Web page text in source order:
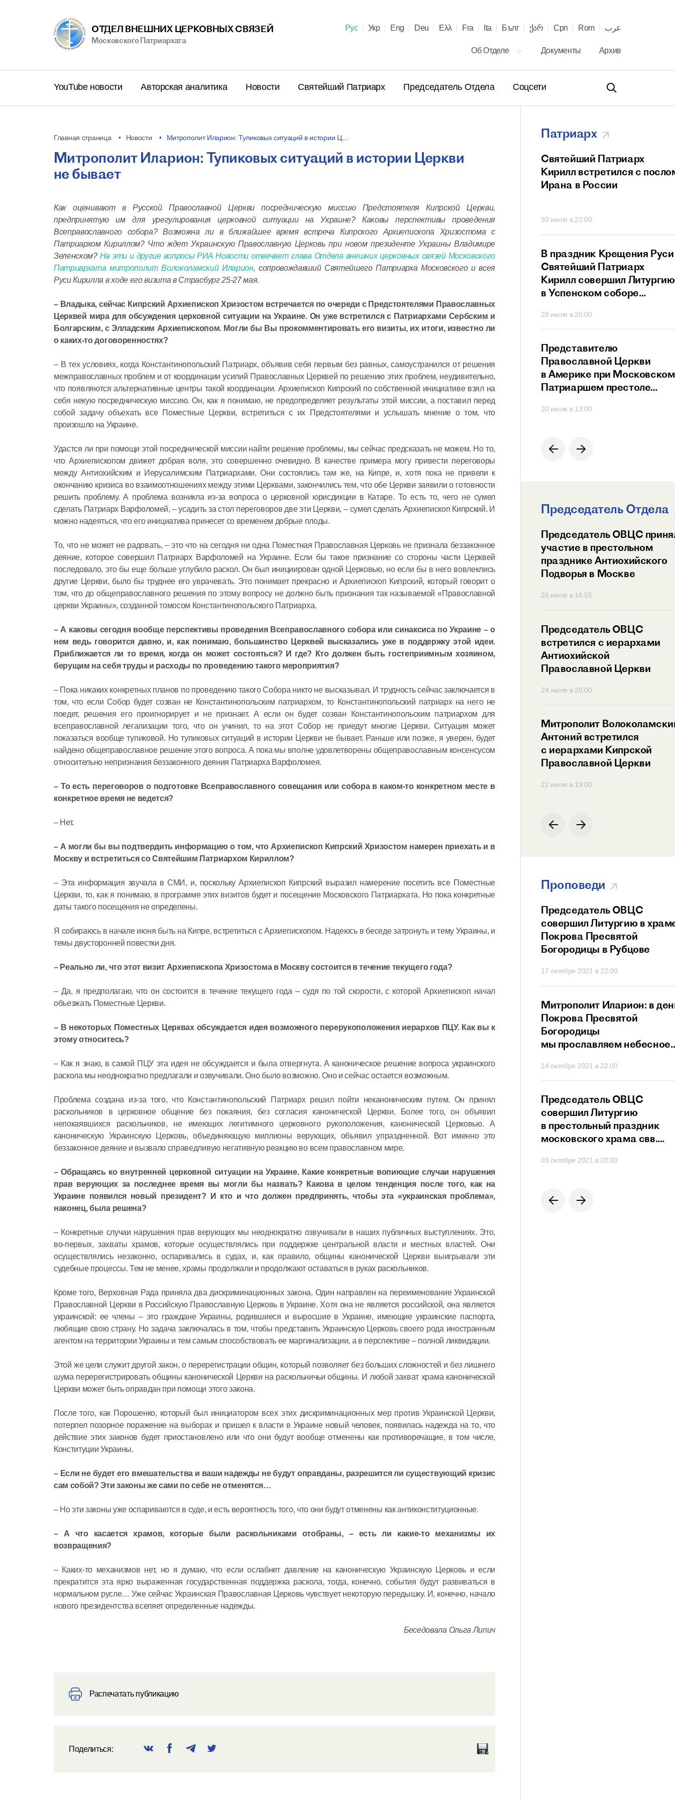
ОТДЕЛ ВНЕШНИХ ЦЕРКОВНЫХ СВЯЗЕЙ
Московского Патриархата
Рус Укр Eng Deu Ελλ Fra Ita Бълг ქარ Срп Rom عرب
Об Отделе Документы Архив
YouTube новости Авторская аналитика Новости Святейший Патриарх Председатель Отдела Соцсети
Главная страница Новости Митрополит Иларион: Тупиковых ситуаций в истории Ц…
Митрополит Иларион: Тупиковых ситуаций в истории Церкви
не бывает
Как оценивают в Русской Православной Церкви посредническую миссию Предстоятеля Кипрской Церкви,
предпринятую им для урегулирования церковной ситуации на Украине? Каковы перспективы проведения
Всеправославного собора? Возможна ли в ближайшее время встреча Кипрского Архиепископа Хризостома с
Патриархом Кириллом? Что ждет Украинскую Православную Церковь при новом президенте Украины Владимире
Зеленском? На эти и другие вопросы РИА Новости отвечает глава Отдела внешних церковных связей Московского
Патриархата митрополит Волоколамский Иларион, сопровождавший Святейшего Патриарха Московского и всея
Руси Кирилла в ходе его визита в Страсбург 25-27 мая.
– Владыка, сейчас Кипрский Архиепископ Хризостом встречается по очереди с Предстоятелями Православных
Церквей мира для обсуждения церковной ситуации на Украине. Он уже встретился с Патриархами Сербским и
Болгарским, с Элладским Архиепископом. Могли бы Вы прокомментировать его визиты, их итоги, известно ли
о каких-то договоренностях?
– В тех условиях, когда Константинопольский Патриарх, объявив себя первым без равных, самоустранился от решения
межправославных проблем и от координации усилий Православных Церквей по решению этих проблем, неудивительно,
что появляются альтернативные центры такой координации. Архиепископ Кипрский по собственной инициативе взял на
себя некую посредническую миссию. Он, как я понимаю, не предопределяет результаты этой миссии, а поставил перед
собой задачу объехать все Поместные Церкви, встретиться с их Предстоятелями и услышать мнение о том, что
произошло на Украине.
Удастся ли при помощи этой посреднической миссии найти решение проблемы, мы сейчас предсказать не можем. Но то,
что Архиепископом движет добрая воля, это совершенно очевидно. В качестве примера могу привести переговоры
между Антиохийским и Иерусалимским Патриархами. Они состоялись там же, на Кипре, и, хотя пока не привели к
окончанию кризиса во взаимоотношениях между этими Церквами, закончились тем, что обе Церкви заявили о готовности
решить проблему. А проблема возникла из-за вопроса о церковной юрисдикции в Катаре. То есть то, чего не сумел
сделать Патриарх Варфоломей, – усадить за стол переговоров две эти Церкви, – сумел сделать Архиепископ Кипрский. И
можно надеяться, что его инициатива принесет со временем добрые плоды.
То, что не может не радовать, – это что на сегодня ни одна Поместная Православная Церковь не признала беззаконное
деяние, которое совершил Патриарх Варфоломей на Украине. Если бы такое признание со стороны части Церквей
последовало, это бы еще больше углубило раскол. Он был инициирован одной Церковью, но если бы в него вовлеклись
другие Церкви, было бы труднее его уврачевать. Это понимает прекрасно и Архиепископ Кипрский, который говорит о
том, что до общеправославного решения по этому вопросу не должно быть признания так называемой «Православной
церкви Украины», созданной томосом Константинопольского Патриарха.
– А каковы сегодня вообще перспективы проведения Всеправославного собора или синаксиса по Украине – о
нем ведь говорится давно, и, как понимаю, большинство Церквей высказались уже в поддержку этой идеи.
Приближается ли то время, когда он может состояться? И где? Кто должен быть гостеприимным хозяином,
берущим на себя труды и расходы по проведению такого мероприятия?
– Пока никаких конкретных планов по проведению такого Собора никто не высказывал. И трудность сейчас заключается в
том, что если Собор будет созван не Константинопольским патриархом, то Константинопольский патриарх на него не
поедет, решения его проигнорирует и не признает. А если он будет созван Константинопольским патриархом для
всеправославной легализации того, что он учинил, то на этот Собор не приедут многие Церкви. Ситуация может
показаться вообще тупиковой. Но тупиковых ситуаций в истории Церкви не бывает. Раньше или позже, я уверен, будет
найдено общеправославное решение этого вопроса. А пока мы вполне удовлетворены общеправославным консенсусом
относительно непризнания беззаконного деяния Патриарха Варфоломея.
– То есть переговоров о подготовке Всеправославного совещания или собора в каком-то конкретном месте в
конкретное время не ведется?
– Нет.
– А могли бы вы подтвердить информацию о том, что Архиепископ Кипрский Хризостом намерен приехать и в
Москву и встретиться со Святейшим Патриархом Кириллом?
– Эта информация звучала в СМИ, и, поскольку Архиепископ Кипрский выразил намерение посетить все Поместные
Церкви, то, как я понимаю, в программе этих визитов будет и посещение Московского Патриархата. Но пока конкретные
даты такого посещения не определены.
Я собираюсь в начале июня быть на Кипре, встретиться с Архиепископом. Надеюсь в беседе затронуть и тему Украины, и
темы двусторонней повестки дня.
– Реально ли, что этот визит Архиепископа Хризостома в Москву состоится в течение текущего года?
– Да, я предполагаю, что он состоится в течение текущего года – судя по той скорости, с которой Архиепископ начал
объезжать Поместные Церкви.
– В некоторых Поместных Церквах обсуждается идея возможного перерукоположения иерархов ПЦУ. Как вы к
этому относитесь?
– Как я знаю, в самой ПЦУ эта идея не обсуждается и была отвергнута. А каноническое решение вопроса украинского
раскола мы неоднократно предлагали и озвучивали. Оно было возможно. Оно и сейчас остается возможным.
Проблема создана из-за того, что Константинопольский Патриарх решил пойти неканоническим путем. Он принял
раскольников в церковное общение без покаяния, без согласия канонической Церкви. Более того, он объявил
непокаявшихся раскольников, не имеющих легитимного церковного рукоположения, канонической Церковью. А
каноническую Украинскую Церковь, объединяющую миллионы верующих, объявил упраздненной. Вот именно это
беззаконное деяние и вызвало справедливую негативную реакцию во всем православном мире.
– Обращаясь ко внутренней церковной ситуации на Украине. Какие конкретные вопиющие случаи нарушения
прав верующих за последнее время вы могли бы назвать? Какова в целом тенденция после того, как на
Украине появился новый президент? И кто и что должен предпринять, чтобы эта «украинская проблема»,
наконец, была решена?
– Конкретные случаи нарушения прав верующих мы неоднократно озвучивали в наших публичных выступлениях. Это,
во-первых, захваты храмов, которые осуществлялись при поддержке центральной власти и местных властей. Они
осуществлялись незаконно, оспаривались в судах, и, как правило, общины канонической Церкви выигрывали эти
судебные процессы. Тем не менее, храмы продолжали и продолжают оставаться в руках раскольников.
Кроме того, Верховная Рада приняла два дискриминационных закона. Один направлен на переименование Украинской
Православной Церкви в Российскую Православную Церковь в Украине. Хотя она не является российской, она является
украинской: ее члены – это граждане Украины, родившиеся и выросшие в Украине, имеющие украинские паспорта,
любящие свою страну. Но задача заключалась в том, чтобы представить Украинскую Церковь своего рода иностранным
агентом на территории Украины и тем самым способствовать ее маргинализации, а в перспективе – полной ликвидации.
Этой же цели служит другой закон, о перерегистрации общин, который позволяет без больших сложностей и без лишнего
шума перерегистрировать общины канонической Церкви на раскольничьи общины. И любой захват храма канонической
Церкви может быть оправдан при помощи этого закона.
После того, как Порошенко, который был инициатором всех этих дискриминационных мер против Украинской Церкви,
потерпел позорное поражение на выборах и пришел к власти в Украине новый человек, появилась надежда на то, что
действие этих законов будет приостановлено или что они будут вообще отменены как противоречащие, в том числе,
Конституции Украины.
– Если не будет его вмешательства и ваши надежды не будут оправданы, разрешится ли существующий кризис
сам собой? Эти законы же сами по себе не отменятся…
– Но эти законы уже оспариваются в суде, и есть вероятность того, что они будут отменены как антиконституционные.
– А что касается храмов, которые были раскольниками отобраны, – есть ли какие-то механизмы их
возвращения?
– Каких-то механизмов нет, но я думаю, что если ослабнет давление на каноническую Украинскую Церковь и если
прекратится эта ярко выраженная государственная поддержка раскола, тогда, конечно, события будут развиваться в
нормальном русле… Уже сейчас Украинская Православная Церковь чувствует некоторую передышку. И, конечно, начало
нового президентства вселяет определенные надежды.
Беседовала Ольга Липич
Распечатать публикацию
Поделиться:
Патриарх
Поздравление Святейшего
летием монашеского
пострига и рукоположения
в священный сан
23 июня в 10:00
Святейший Патриарх
Кирилл встретился
координационного совета
российских
соотечественников,
16 июня в 17:40
Кирилл возглавил работу
заседания Высшего
Церковного Совета
Святейший Патриарх
Кирилл встретился с
Ирана в России
30 июля в 22:00
В праздник Крещения Руси
Святейший Патриарх
Кирилл совершил Литургию
в Успенском соборе
28 июля в 20:00
Представителю
Православной Церкви
в Америке при Московском
Патриаршем престоле
Сергия Радонежского
20 июля в 13:00
Председатель Отдела
Антоний возглавил
престольный праздник
московского Подворья
Сербской Православной
Церкви
12 июля в 14:45
Председатель ОВЦС провел
встречу с представителем
Суверенного Мальтийского
08 июля в 12:30
Митрополит Антоний
встретился с Генеральным
секретарем
языку
06 июля в 12:00
Председатель ОВЦС
участие в престольном
празднике Антиохийского
Подворья в Москве
26 июля в 16:55
Председатель ОВЦС
встретился с иерархами
Антиохийской
Православной Церкви
24 июля в 20:00
Митрополит
Антоний встретился
с иерархами Кипрской
Православной Церкви
22 июля в 19:00
Проповеди
за имя Христово
07 февраля 2021 в 21:20
усилий Бог не сможет
31 января 2021 в 20:26
Митрополит Иларион:
Господь всегда нам дает
возможность проявить свои
способности
Председатель ОВЦС
совершил Литургию в
Покрова Пресвятой
Богородицы в Рубцове
17 октября 2021 в 22:00
Митрополит Иларион: в
Покрова Пресвятой
Богородицы
мы прославляем небесное
Божией
14 октября 2021 в 22:00
Председатель ОВЦС
совершил Литургию
в престольный праздник
московского храма свв.
и Феодора
03 октября 2021 в 20:00